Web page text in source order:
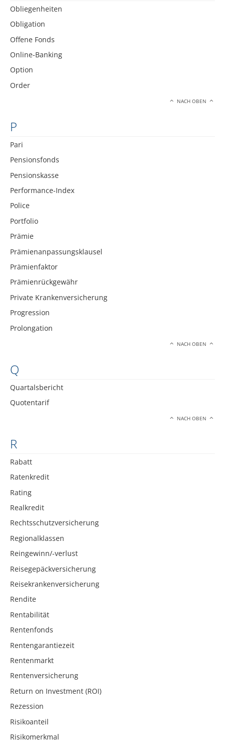
Obliegenheiten
Obligation
Offene Fonds
Online-Banking
Option
Order
NACH OBEN
P
Pari
Pensionsfonds
Pensionskasse
Performance-Index
Police
Portfolio
Prämie
Prämienanpassungsklausel
Prämienfaktor
Prämienrückgewähr
Private Krankenversicherung
Progression
Prolongation
NACH OBEN
Q
Quartalsbericht
Quotentarif
NACH OBEN
R
Rabatt
Ratenkredit
Rating
Realkredit
Rechtsschutzversicherung
Regionalklassen
Reingewinn/-verlust
Reisegepäckversicherung
Reisekrankenversicherung
Rendite
Rentabilität
Rentenfonds
Rentengarantiezeit
Rentenmarkt
Rentenversicherung
Return on Investment (ROI)
Rezession
Risikoanteil
Risikomerkmal